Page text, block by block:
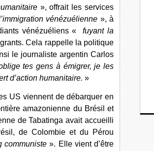
», offrait les services
vénézuélienne », à
vénézuéliens «fuyant la
Cela rappelle la politique
le journaliste argentin Carlos
tes gens à émigrer, je les
d’action humanitaire. »
US viennent de débarquer en
amazonienne du Brésil et
de Tabatinga avait accueilli
de Colombie et du Pérou
communiste ». Elle vient d’être